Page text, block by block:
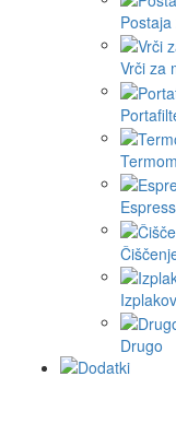
Vrči za
Drugo